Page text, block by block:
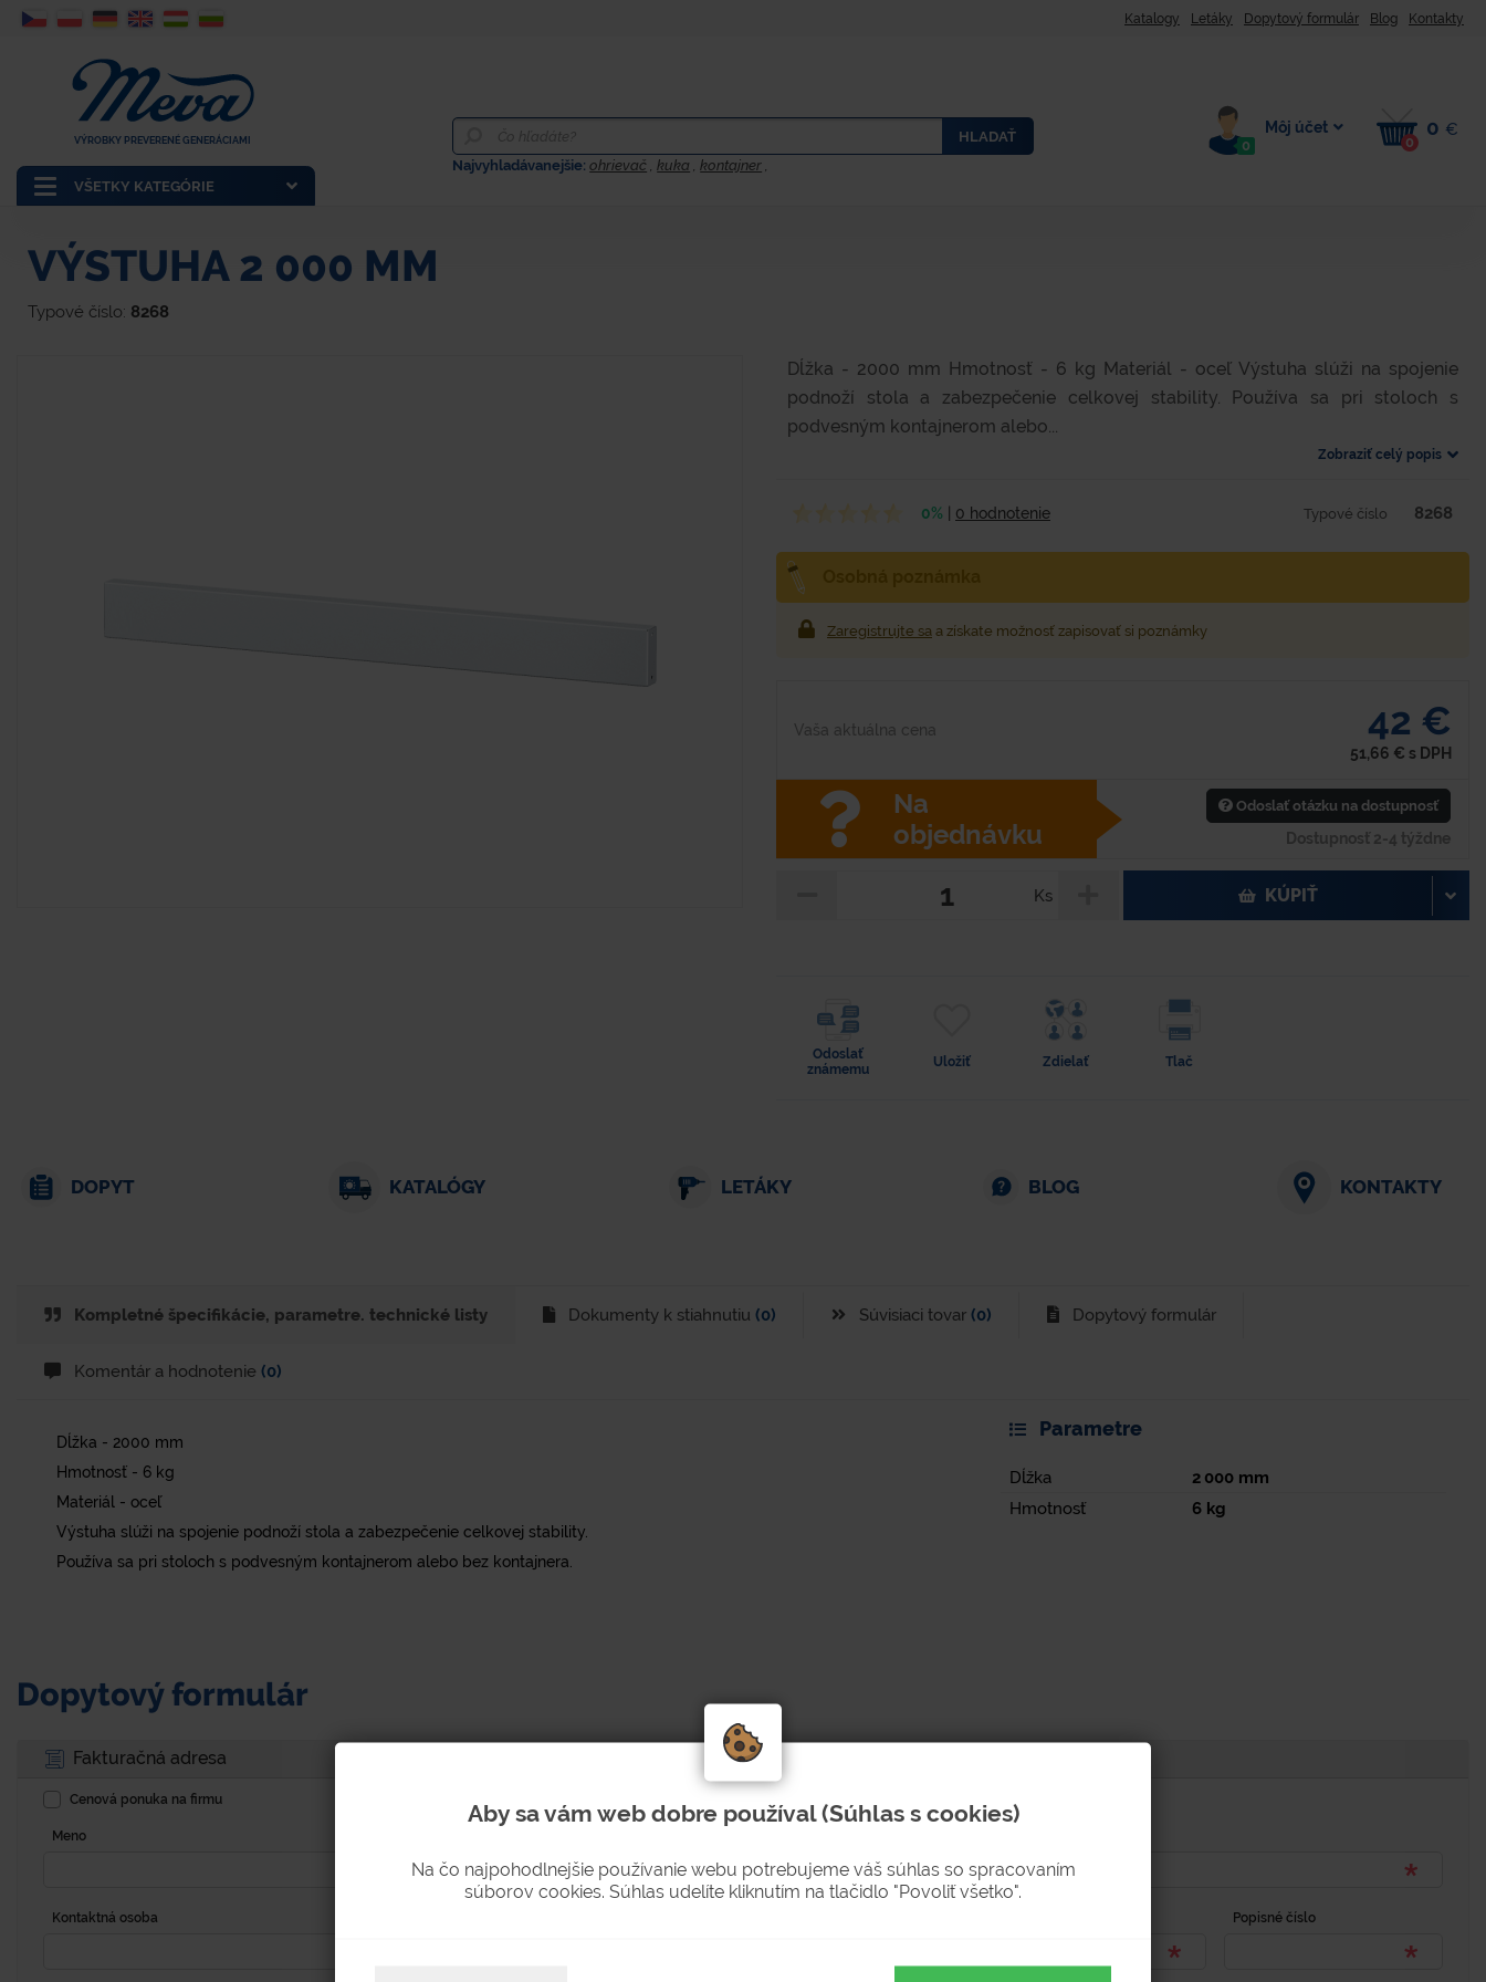
Katalogy Letáky Dopytový formulár Blog Kontakty
VŠETKY KATEGÓRIE
VÝROBKY PREVERENÉ GENERÁCIAMI
HLADAŤ
Najvyhladávanejšie:ohrievač ,kuka ,kontajner ,
0
Môj účet
0
0 €
VÝSTUHA 2 000 MM
Typové číslo: 8268
Dĺžka - 2000 mm Hmotnosť - 6 kg Materiál - oceľ Výstuha slúži na spojenie
podnoží stola a zabezpečenie celkovej stability. Používa sa pri stoloch s
podvesným kontajnerom alebo...
Zobraziť celý popis
0% 0 hodnotenie Typové číslo 8268
Zaregistrujte sa a získate možnosť zapisovať si poznámky
Vaša aktuálna cena 42 €
51,66 € s DPH
Na
objednávku
Odoslať otázku na dostupnosť
Dostupnosť 2-4 týždne
Ks KÚPIŤ
Odoslať
známemu
Uložiť Zdielať Tlač
DOPYT KATALÓGY LETÁKY BLOG KONTAKTY
Kompletné špecifikácie, parametre. technické listy Dokumenty k stiahnutiu (0) Súvisiaci tovar (0) Dopytový formulár
Komentár a hodnotenie (0)
Dĺžka - 2000 mm
Hmotnosť - 6 kg
Materiál - oceľ
Výstuha slúži na spojenie podnoží stola a zabezpečenie celkovej stability.
Používa sa pri stoloch s podvesným kontajnerom alebo bez kontajnera.
Parametre
Dĺžka 2 000 mm
Hmotnosť
6 kg
Dopytový formulár
Fakturačná adresa
Cenová ponuka na firmu
Meno
Kontaktná osoba Popisné číslo
Aby sa vám web dobre používal (Súhlas s cookies)
Na čo najpohodlnejšie používanie webu potrebujeme váš súhlas so spracovaním
súborov cookies. Súhlas udelíte kliknutím na tlačidlo "Povoliť všetko".